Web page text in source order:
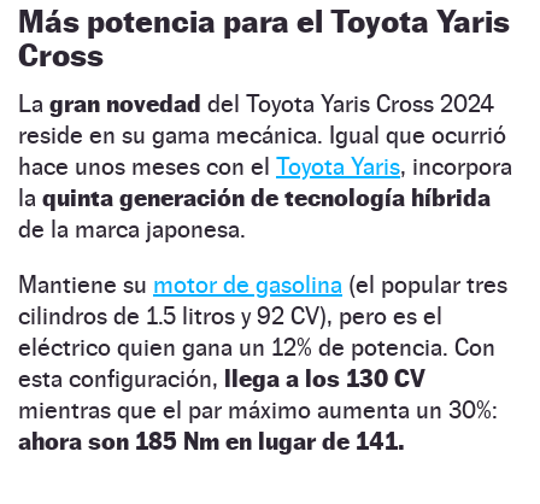
Más potencia para el Toyota Yaris
Cross
La gran novedad del Toyota Yaris Cross 2024
reside en su gama mecánica. Igual que ocurrió
hace unos meses con el Toyota Yaris, incorpora
la quinta generación de tecnología híbrida
de la marca japonesa.
Mantiene su motor de gasolina (el popular tres
cilindros de 1.5 litros y 92 CV), pero es el
eléctrico quien gana un 12% de potencia. Con
esta configuración, llega a los 130 CV
mientras que el par máximo aumenta un 30%:
ahora son 185 Nm en lugar de 141.